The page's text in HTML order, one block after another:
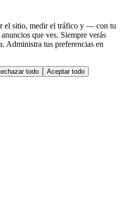
el sitio, medir el tráfico y — con tu
que ves. Siempre verás
Administra tus preferencias en
todo Aceptar todo